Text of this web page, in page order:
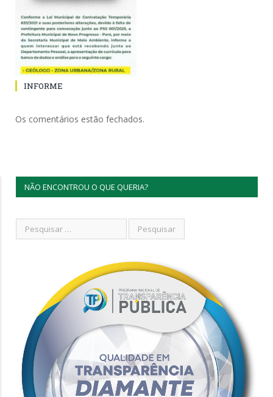
INFORME
Os comentários estão fechados.
NÃO ENCONTROU O QUE QUERIA?